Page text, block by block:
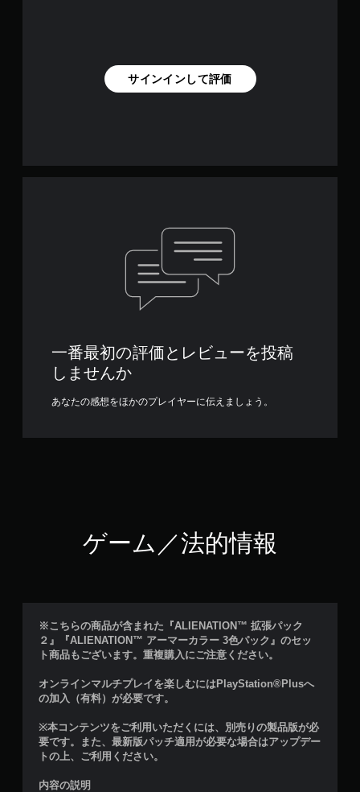
サインインして評価
一番最初の評価とレビューを投稿
しませんか
あなたの感想をほかのプレイヤーに伝えましょう。
ゲーム／法的情報
※こちらの商品が含まれた『ALIENATION™ 拡張パック
２』『ALIENATION™ アーマーカラー 3色パック』のセッ
ト商品もございます。重複購入にご注意ください。
オンラインマルチプレイを楽しむにはPlayStation®Plusへ
の加入（有料）が必要です。
※本コンテンツをご利用いただくには、別売りの製品版が必
要です。また、最新版パッチ適用が必要な場合はアップデー
トの上、ご利用ください。
内容の説明